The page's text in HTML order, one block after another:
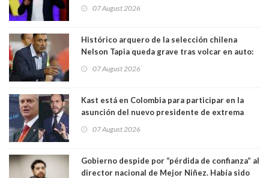
forma de quitar dignidad"
07 August 2026
Histórico arquero de la selección chilena
Nelson Tapia queda grave tras volcar en auto:
07 August 2026
Kast está en Colombia para participar en la
asunción del nuevo presidente de extrema
07 August 2026
Gobierno despide por “pérdida de confianza” al
director nacional de Mejor Niñez. Había sido